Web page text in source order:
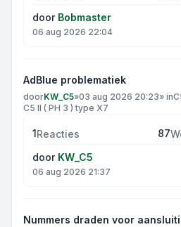
door Bobmaster
06 aug 2026 22:04
AdBlue problematiek
doorKW_C5»03 aug 2026 20:23» in
C5 II ( PH 3 ) type X7
1Reacties 87
door KW_C5
06 aug 2026 21:37
Nummers draden voor